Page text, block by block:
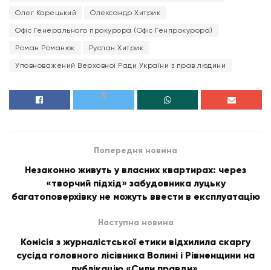
Олег Корецький Олександр Хитрик
Офіс Генерального прокурора (Офіс Генпрокурора)
Роман Романюк Руслан Хитрик
Уповноважений Верховної Ради України з прав людини
Попередня новина
Незаконно живуть у власних квартирах: через
«творчий підхід» забудовника луцьку
багатоповерхівку не можуть ввести в експлуатацію
Наступна новина
Комісія з журналістської етики відхилила скаргу
сусіда головного лісівника Волині і Рівненщини на